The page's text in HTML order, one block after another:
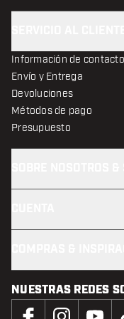
Información de contacto
Envío y Entrega
Devoluciones
Métodos de pago
Presupuesto
NUESTRAS REDES